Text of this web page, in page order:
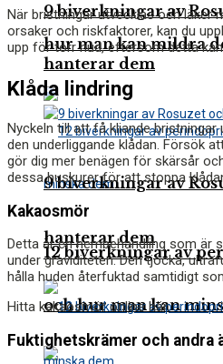
9 biverkningar av
hanterar dem
12 biverkningar av
och hur man kan
hur man kan mildra
9 biverkningar av
hanterar dem
När bristningar utvecklas och läker
orsaker och riskfaktorer, kan du
upp för torr hud, eftersom detta
Klåda lindring
Nyckeln till att få kliande
den underliggande klådan. Försök
gör dig mer benägen för skärsår
dessa huskurer för att stoppa
Kakaosmör
Detta är en hembehandling som är
under graviditeten. Den tjocka,
hålla huden återfuktad samtidigt
Hitta kakaosmör online här.
Fuktighetskrämer och andra